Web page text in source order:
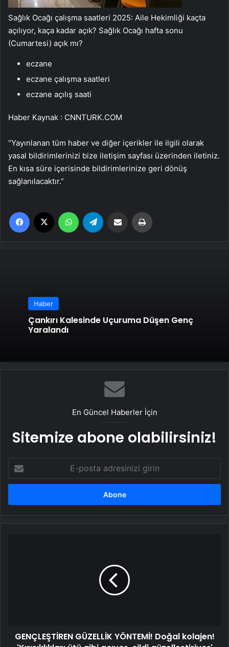
Sağlık Ocağı çalışma saatleri 2025: Aile Hekimliği kaçta
açılıyor, kaça kadar açık? Sağlık Ocağı hafta sonu
(Cumartesi) açık mı?
eczane
eczane çalışma saatleri
eczane açılış saati
Haber Kaynak : CNNTURK.COM
“Yayınlanan tüm haber ve diğer içerikler ile ilgili olarak
yasal bildirimlerinizi bize iletişim sayfası üzerinden iletiniz.
En kısa süre içerisinde bildirimlerinize geri dönüş
sağlanılacaktır.”
Facebook WhatsApp Email'den paylaş
Haber
Çankırı Kalesinde Uçuruma Düşen Genç
Yaralandı
En Güncel Haberler İçin
Sitemize abone olabilirsiniz!
posta
adresinizi
cildiGENÇLEŞTİREN GÜZELLİK YÖNTEMİ! Doğal kolajen!